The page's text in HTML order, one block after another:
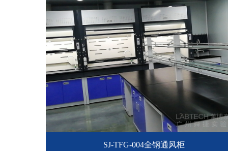
SJ-TFG-004全钢通风柜